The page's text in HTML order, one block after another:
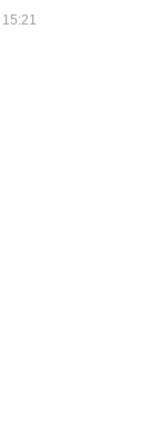
15:21